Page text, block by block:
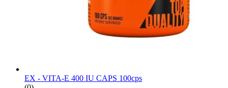
EX - VITA-E 400 IU CAPS 100cps